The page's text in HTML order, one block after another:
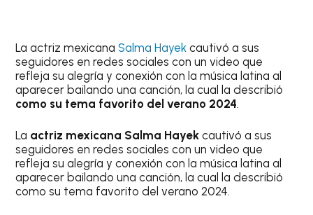
La actriz mexicanaSalma Hayek cautivó a sus
seguidores en redes sociales con un video que
refleja su alegría y conexión con la música latina al
aparecer bailando una canción, la cual la describió
como su tema favorito del verano 2024.
La actriz mexicana Salma Hayekcautivó a sus
seguidores en redes sociales con un video que
refleja su alegría y conexión con la música latina al
aparecer bailando una canción, la cual la describió
como su tema favorito del verano 2024.